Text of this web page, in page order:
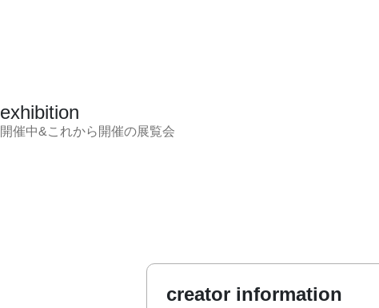
exhibition
開催中&これから開催の展覧会
creator information